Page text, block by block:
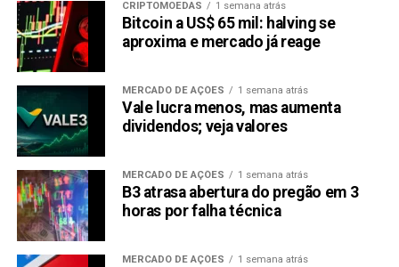
das melhores altcoins para comprar. O mecanismo de
queima garantirá que o número de tokens em circulação
diminua ao longo do tempo, aumentando o valor dos
tokens restantes. No entanto, ao contrário de muitos
projetos que fazem os investidores pagarem taxas em
transações, $DURAG permite que os investidores
comprem e vendam sem impostos, tornando-o uma das
altcoins mais populares do mercado.
Conclusão
O potencial de crescimento de um portfólio de investidor
de $0 a $1 milhão torna o DuragDoge a melhor plataforma
CRIPTOMOEDAS 1 semana atrás
Bitcoin a US$ 65 mil: halving se
aproxima e mercado já reage
MERCADO DE AÇÕES 1 semana atrás
Vale lucra menos, mas aumenta
dividendos; veja valores
MERCADO DE AÇÕES 1 semana atrás
B3 atrasa abertura do pregão em 3
horas por falha técnica
MERCADO DE AÇÕES 1 semana atrás